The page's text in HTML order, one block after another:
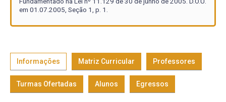
em 01.07.2005, Seção 1, p. 1.
Informações Matriz Curricular Professores
Turmas Ofertadas Alunos Egressos